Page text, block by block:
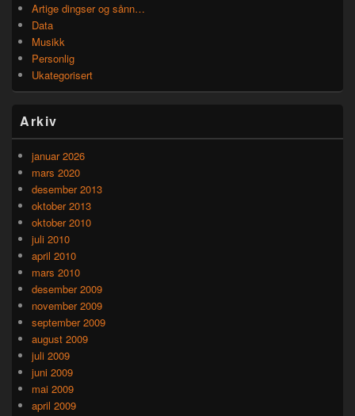
Artige dingser og sånn…
Data
Musikk
Personlig
Ukategorisert
Arkiv
januar 2026
mars 2020
desember 2013
oktober 2013
oktober 2010
juli 2010
april 2010
mars 2010
desember 2009
november 2009
september 2009
august 2009
juli 2009
juni 2009
mai 2009
april 2009